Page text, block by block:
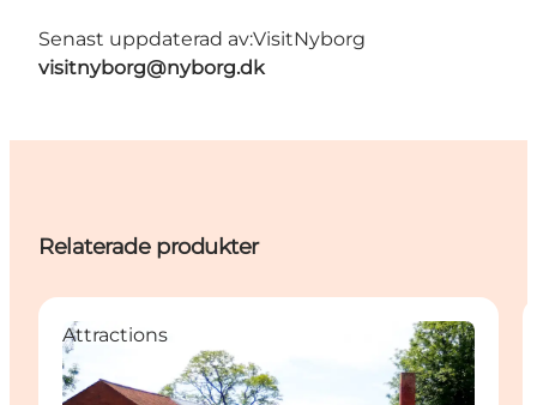
Senast uppdaterad av:VisitNyborg
visitnyborg@nyborg.dk
Relaterade produkter
Attractions